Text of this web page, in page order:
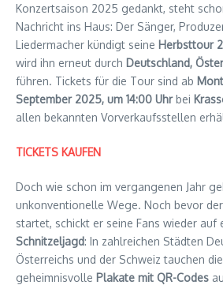
Konzertsaison 2025 gedankt, steht
Nachricht ins Haus: Der Sänger,
Liedermacher kündigt seine Herbsttour
wird ihn erneut durch Deutschland,
führen. Tickets für die Tour sind ab
September 2025, um 14:00 Uhrbei
allen bekannten Vorverkaufsstellen
TICKETS KAUFEN
Doch wie schon im vergangenen Jahr
unkonventionelle Wege. Noch bevor
startet, schickt er seine Fans wieder auf
Schnitzeljagd: In zahlreichen Städten
Österreichs und der Schweiz tauchen
geheimnisvolle Plakate mit QR-Codes